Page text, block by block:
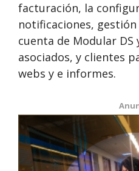
facturación, la
notificaciones,
cuenta de Modular DS
asociados, y clientes
webs y e informes.